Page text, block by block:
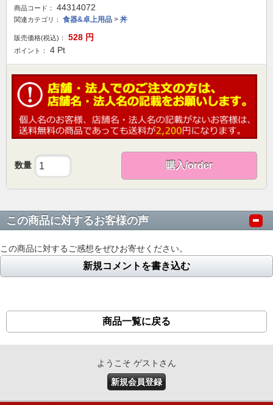
商品コード： 44314072
関連カテゴリ： 食器&卓上用品 > 丼
販売価格(税込)： 528 円
ポイント： 4 Pt
数量 購入/order
この商品に対するお客様の声
この商品に対するご感想をぜひお寄せください。
新規コメントを書き込む
商品一覧に戻る
ようこそ ゲストさん
新規会員登録